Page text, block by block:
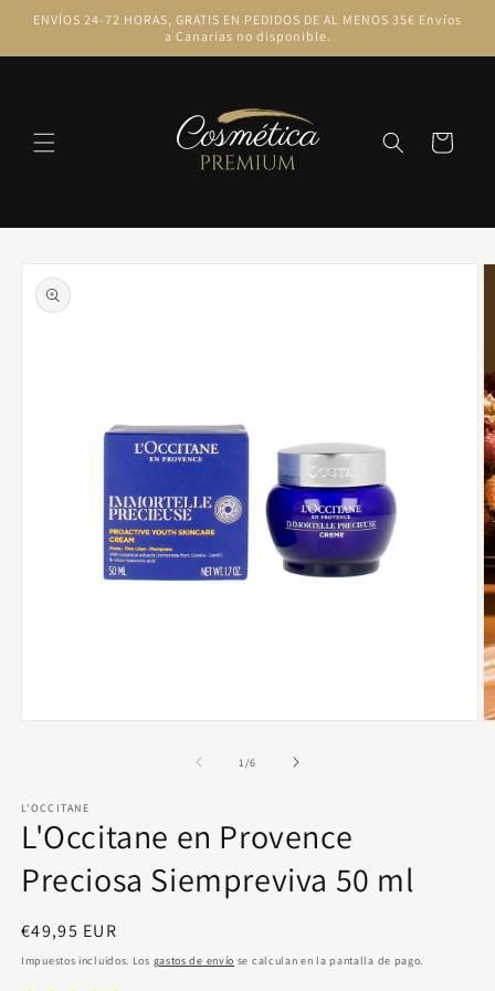
directamente
ENVÍOS 24-72 HORAS, GRATIS EN PEDIDOS DE AL MENOS 35€ Envíos
a Canarias no disponible.
Carrito
directamente
a la
información
una
ventana
modal
1 /de
6
L'OCCITANE
L'Occitane en Provence
Preciosa Siempreviva 50 ml
Precio
habitual
€49,95 EUR
Impuestos incluidos. Los gastos de envío se calculan en la pantalla de pago.